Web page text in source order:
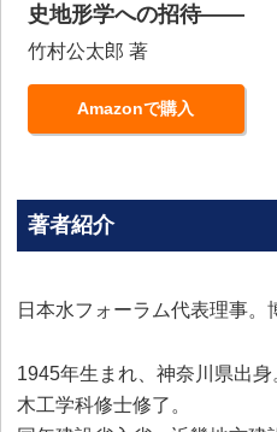
史地形学への招待――
竹村公太郎 著
Amazonで購入
著者紹介
日本水フォーラム代表理事。
1945年生まれ、神奈川県出
木工学科修士修了。